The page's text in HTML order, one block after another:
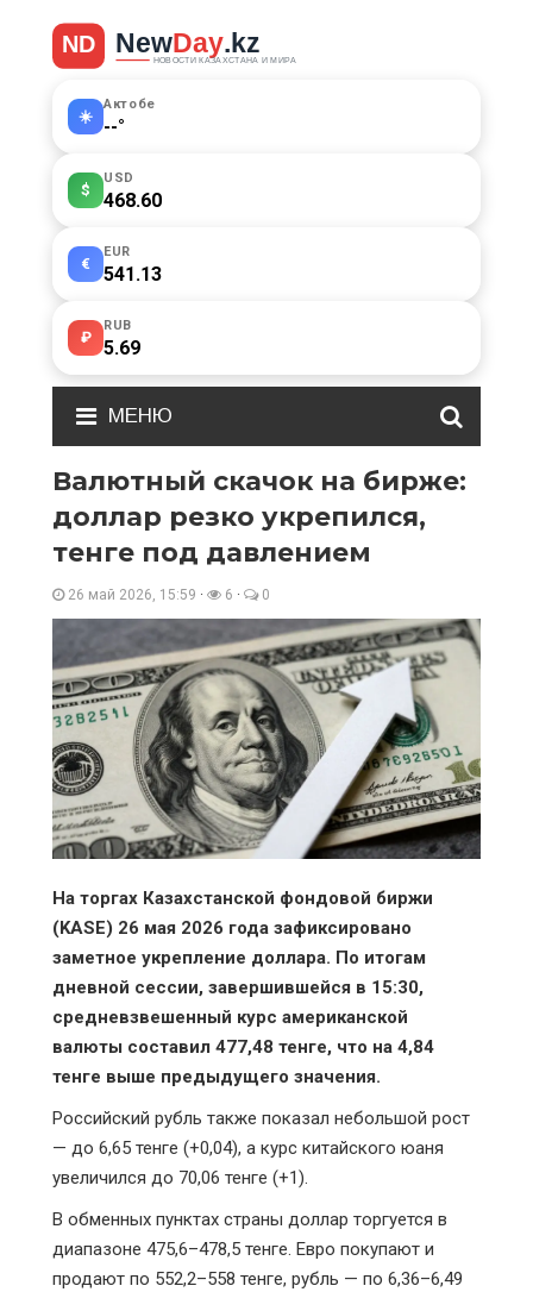
☀️
Актобе
--°
$
USD
468.60
€
EUR
541.13
₽
RUB
5.69
МЕНЮ
Валютный скачок на бирже:
доллар резко укрепился,
тенге под давлением
26 май 2026, 15:59 · 6 · 0
На торгах Казахстанской фондовой биржи
(KASE) 26 мая 2026 года зафиксировано
заметное укрепление доллара. По итогам
дневной сессии, завершившейся в 15:30,
средневзвешенный курс американской
валюты составил 477,48 тенге, что на 4,84
тенге выше предыдущего значения.
Российский рубль также показал небольшой рост
— до 6,65 тенге (+0,04), а курс китайского юаня
увеличился до 70,06 тенге (+1).
В обменных пунктах страны доллар торгуется в
диапазоне 475,6–478,5 тенге. Евро покупают и
продают по 552,2–558 тенге, рубль — по 6,36–6,49